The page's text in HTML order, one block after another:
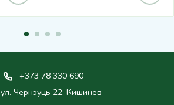
+373 78 330 690
ул. Чернэуць 22, Кишинев